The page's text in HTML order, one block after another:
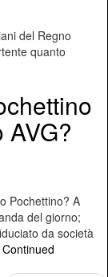
del Regno
quanto
Pochettino? A
del giorno;
da società
Continued